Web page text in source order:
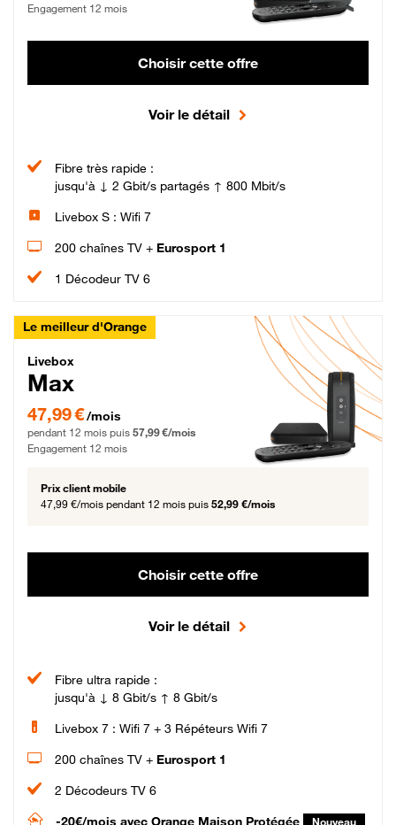
Engagement 12 mois
Choisir cette offre
Voir le détail
Fibre très rapide :
jusqu'à ↓ 2 Gbit/s partagés ↑ 800 Mbit/s
Livebox S : Wifi 7
200 chaînes TV + Eurosport 1
1 Décodeur TV 6
Le meilleur d'Orange
Livebox Max Fibre
Livebox
Max
47,99 € par mois pendant 12 mois puis 57,99 € par mois, Engagement 12 mois
47,99 €/mois
pendant 12 mois puis 57,99 €/mois
Engagement 12 mois
Prix client mobile
47,99 €/mois pendant 12 mois puis 52,99 €/mois
Choisir cette offre
Voir le détail
Fibre ultra rapide :
jusqu'à ↓ 8 Gbit/s ↑ 8 Gbit/s
Livebox 7 : Wifi 7 + 3 Répéteurs Wifi 7
200 chaînes TV + Eurosport 1
2 Décodeurs TV 6
-20€/mois avec Orange Maison Protégée Nouveau